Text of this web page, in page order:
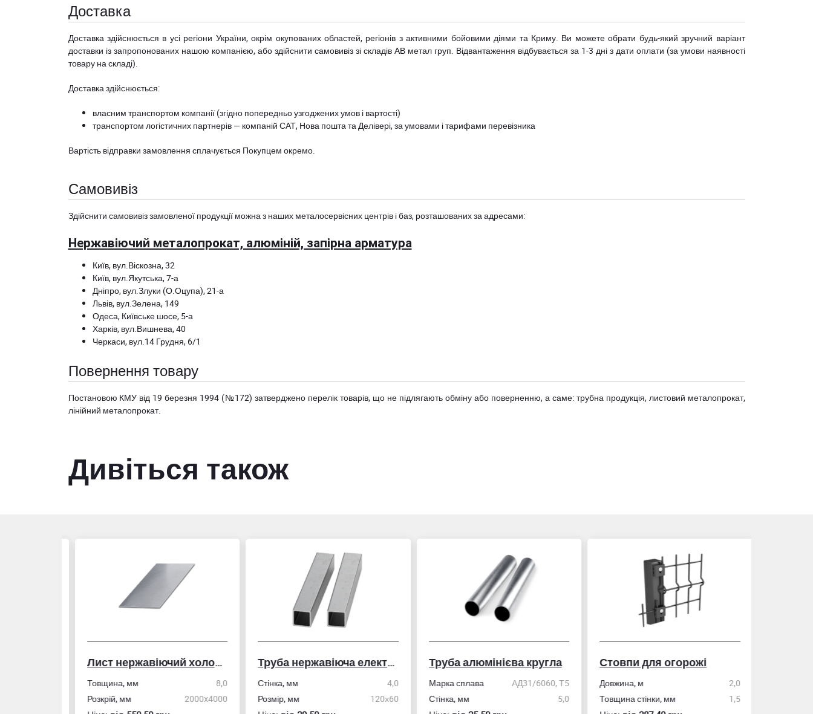
Доставка
Доставка здійснюється в усі регіони України, окрім окупованих областей, регіонів з активними бойовими діями та Криму. Ви можете обрати будь-який зручний варіант
доставки із запропонованих нашою компанією, або здійснити самовивіз зі складів АВ метал груп. Відвантаження відбувається за 1-3 дні з дати оплати (за умови наявності
товару на складі).
Доставка здійснюється:
власним транспортом компанії (згідно попередньо узгоджених умов і вартості)
транспортом логістичних партнерів — компаній САТ, Нова пошта та Делівері, за умовами і тарифами перевізника
Вартість відправки замовлення сплачується Покупцем окремо.
Самовивіз
Здійснити самовивіз замовленої продукції можна з наших металосервісних центрів і баз, розташованих за адресами:
Нержавіючий металопрокат, алюміній, запірна арматура
Київ, вул.Віскозна, 32
Київ, вул.Якутська, 7-а
Дніпро, вул.Злуки (О.Оцупа), 21-а
Львів, вул.Зелена, 149
Одеса, Київське шосе, 5-а
Харків, вул.Вишнева, 40
Черкаси, вул.14 Грудня, 6/1
Повернення товару
Постановою КМУ від 19 березня 1994 (№172) затверджено перелік товарів, що не підлягають обміну або поверненню, а саме: трубна продукція, листовий металопрокат,
лінійний металопрокат.
Дивіться також
Лист нержавіючий холоднокатаний
Товщина, мм
8,0
Розкрій, мм
2000x4000
Труба нержавіюча електрозварна профільна
Стінка, мм
4,0
Розмір, мм
120х60
Труба алюмінієва кругла
Марка сплава
АД31/6060, Т5
Стінка, мм
5,0
Стовпи для огорожі
Довжина, м
2,0
Товщина стінки, мм
1,5